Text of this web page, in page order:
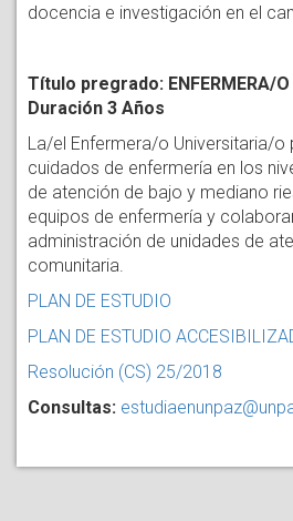
docencia e investigación en el
Título pregrado: ENFERMERA/O
Duración 3 Años
La/el Enfermera/o Universitaria/o
cuidados de enfermería en los
de atención de bajo y mediano
equipos de enfermería y
administración de unidades de
comunitaria.
PLAN DE ESTUDIO
PLAN DE ESTUDIO
Resolución (CS) 25/2018
Consultas: